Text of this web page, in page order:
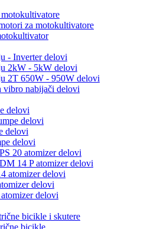
za motokultivatore
- Inverter delovi
2kW - 5kW delovi
2T 650W - 950W delovi
vibro nabijači delovi
delovi
delovi
delovi
delovi
20 atomizer delovi
14 P atomizer delovi
atomizer delovi
delovi
delovi
bicikle i skutere
bicikle